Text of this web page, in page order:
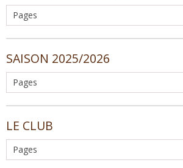
SAISON 2025/2026
LE CLUB